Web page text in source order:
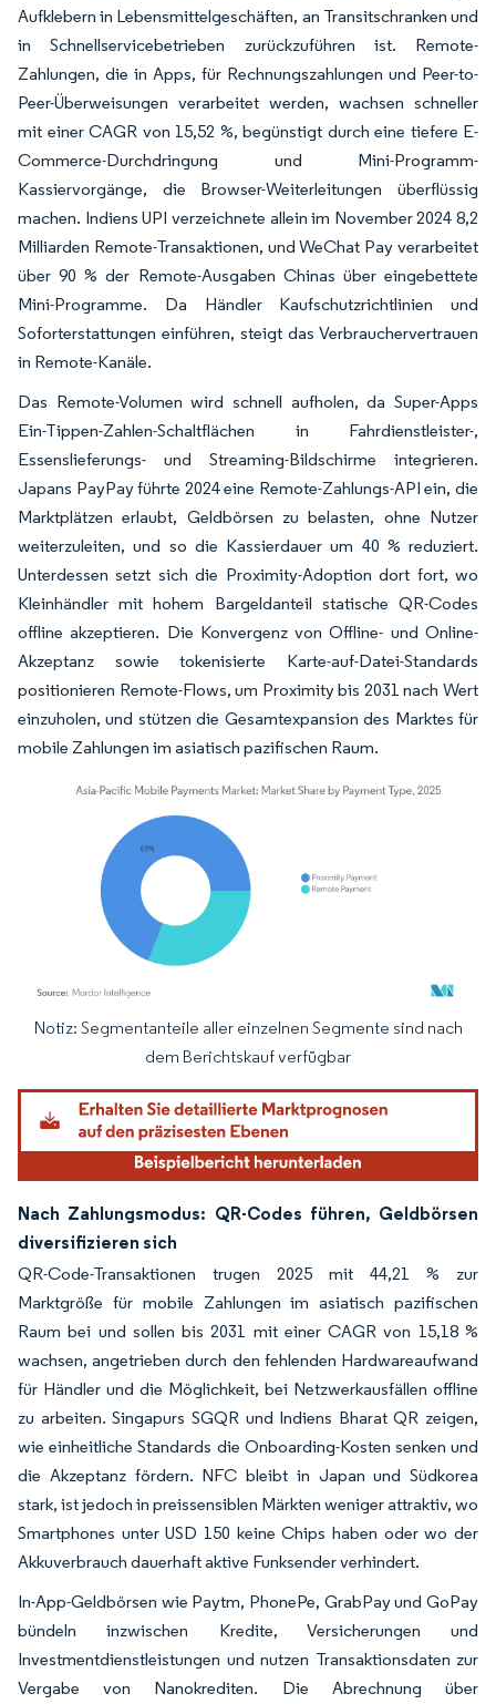
Aufklebern in Lebensmittelgeschäften, an Transitschranken und
in Schnellservicebetrieben zurückzuführen ist. Remote-
Zahlungen, die in Apps, für Rechnungszahlungen und Peer-to-
Peer-Überweisungen verarbeitet werden, wachsen schneller
mit einer CAGR von 15,52 %, begünstigt durch eine tiefere E-
Commerce-Durchdringung und Mini-Programm-
Kassiervorgänge, die Browser-Weiterleitungen überflüssig
machen. Indiens UPI verzeichnete allein im November 2024 8,2
Milliarden Remote-Transaktionen, und WeChat Pay verarbeitet
über 90 % der Remote-Ausgaben Chinas über eingebettete
Mini-Programme. Da Händler Kaufschutzrichtlinien und
Soforterstattungen einführen, steigt das Verbrauchervertrauen
in Remote-Kanäle.
Das Remote-Volumen wird schnell aufholen, da Super-Apps
Ein-Tippen-Zahlen-Schaltflächen in Fahrdienstleister-,
Essenslieferungs- und Streaming-Bildschirme integrieren.
Japans PayPay führte 2024 eine Remote-Zahlungs-API ein, die
Marktplätzen erlaubt, Geldbörsen zu belasten, ohne Nutzer
weiterzuleiten, und so die Kassierdauer um 40 % reduziert.
Unterdessen setzt sich die Proximity-Adoption dort fort, wo
Kleinhändler mit hohem Bargeldanteil statische QR-Codes
offline akzeptieren. Die Konvergenz von Offline- und Online-
Akzeptanz sowie tokenisierte Karte-auf-Datei-Standards
positionieren Remote-Flows, um Proximity bis 2031 nach Wert
einzuholen, und stützen die Gesamtexpansion des Marktes für
mobile Zahlungen im asiatisch pazifischen Raum.
Bild © Mordor Intelligence. Wiederverwendung erfordert Namensnennung
Notiz: Segmentanteile aller einzelnen Segmente sind nach
dem Berichtskauf verfügbar
Nach Zahlungsmodus: QR-Codes führen, Geldbörsen
diversifizieren sich
QR-Code-Transaktionen trugen 2025 mit 44,21 % zur
Marktgröße für mobile Zahlungen im asiatisch pazifischen
Raum bei und sollen bis 2031 mit einer CAGR von 15,18 %
wachsen, angetrieben durch den fehlenden Hardwareaufwand
für Händler und die Möglichkeit, bei Netzwerkausfällen offline
zu arbeiten. Singapurs SGQR und Indiens Bharat QR zeigen,
wie einheitliche Standards die Onboarding-Kosten senken und
die Akzeptanz fördern. NFC bleibt in Japan und Südkorea
stark, ist jedoch in preissensiblen Märkten weniger attraktiv, wo
Smartphones unter USD 150 keine Chips haben oder wo der
Akkuverbrauch dauerhaft aktive Funksender verhindert.
In-App-Geldbörsen wie Paytm, PhonePe, GrabPay und GoPay
bündeln inzwischen Kredite, Versicherungen und
Investmentdienstleistungen und nutzen Transaktionsdaten zur
Vergabe von Nanokrediten. Die Abrechnung über